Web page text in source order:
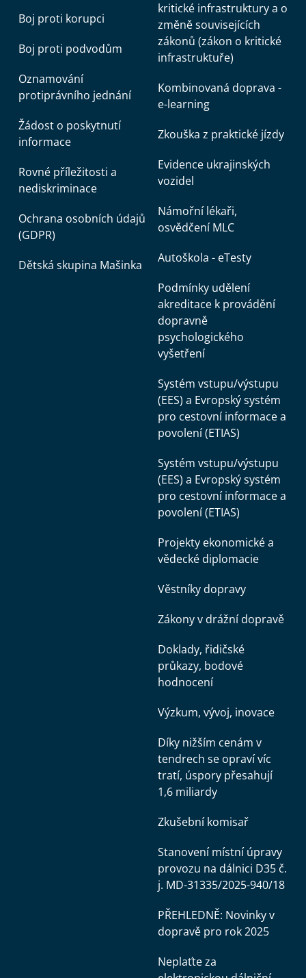
Boj proti korupci
Boj proti podvodům
Oznamování
protiprávního jednání
Žádost o poskytnutí
informace
Rovné příležitosti a
nediskriminace
Ochrana osobních údajů
(GDPR)
Dětská skupina Mašinka
kritické infrastruktury a o
změně souvisejících
zákonů (zákon o kritické
infrastruktuře)
Kombinovaná doprava -
e-learning
Zkouška z praktické jízdy
Evidence ukrajinských
vozidel
Námořní lékaři,
osvědčení MLC
Autoškola - eTesty
Podmínky udělení
akreditace k provádění
dopravně
psychologického
vyšetření
Systém vstupu/výstupu
(EES) a Evropský systém
pro cestovní informace a
povolení (ETIAS)
Systém vstupu/výstupu
(EES) a Evropský systém
pro cestovní informace a
povolení (ETIAS)
Projekty ekonomické a
vědecké diplomacie
Věstníky dopravy
Zákony v drážní dopravě
Doklady, řidičské
průkazy, bodové
hodnocení
Výzkum, vývoj, inovace
Díky nižším cenám v
tendrech se opraví víc
tratí, úspory přesahují
1,6 miliardy
Zkušební komisař
Stanovení místní úpravy
provozu na dálnici D35 č.
j. MD-31335/2025-940/18
PŘEHLEDNĚ: Novinky v
dopravě pro rok 2025
Neplaťte za